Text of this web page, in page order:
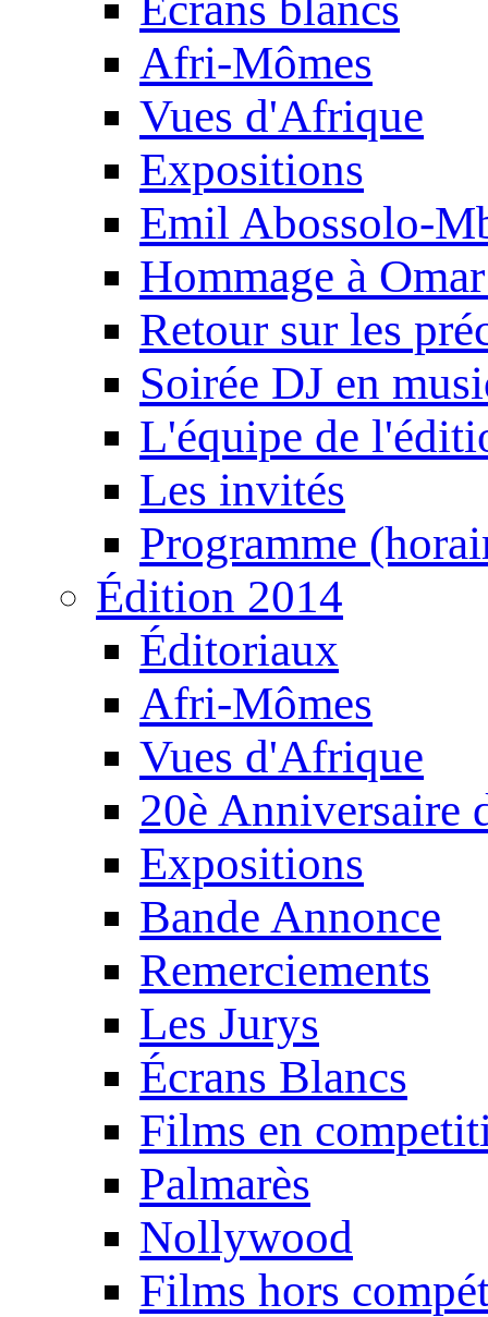
Afri-Mômes
Vues d'Afrique
Expositions
Emil Abossolo-
Hommage à
Retour sur les
Soirée DJ en
L'équipe de
Les invités
Programme
Édition 2014
Éditoriaux
Afri-Mômes
Vues d'Afrique
20è Anniversaire
Expositions
Bande Annonce
Remerciements
Les Jurys
Écrans Blancs
Films en
Palmarès
Nollywood
Films hors